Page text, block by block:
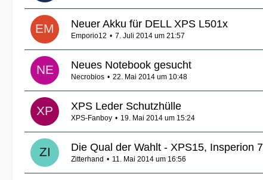
Neuer Akku für DELL XPS L501x
Emporio12 7. Juli 2014 um 21:57
Neues Notebook gesucht
Necrobios 22. Mai 2014 um 10:48
XPS Leder Schutzhülle
XPS-Fanboy 19. Mai 2014 um 15:24
Die Qual der Wahlt - XPS15, Insperion
Zitterhand 11. Mai 2014 um 16:56